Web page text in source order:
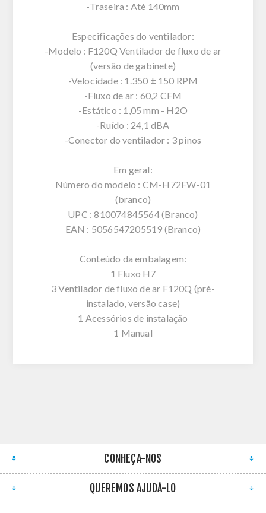
-Traseira : Até 140mm
Especificações do ventilador:
-Modelo : F120Q Ventilador de fluxo de ar
(versão de gabinete)
-Velocidade : 1.350 ± 150 RPM
-Fluxo de ar : 60,2 CFM
-Estático : 1,05 mm - H2O
-Ruído : 24,1 dBA
-Conector do ventilador : 3 pinos
Em geral:
Número do modelo : CM-H72FW-01
(branco)
UPC : 810074845564 (Branco)
EAN : 5056547205519 (Branco)
Conteúdo da embalagem:
1 Fluxo H7
3 Ventilador de fluxo de ar F120Q (pré-
instalado, versão case)
1 Acessórios de instalação
1 Manual
CONHEÇA-NOS
QUEREMOS AJUDÁ-LO